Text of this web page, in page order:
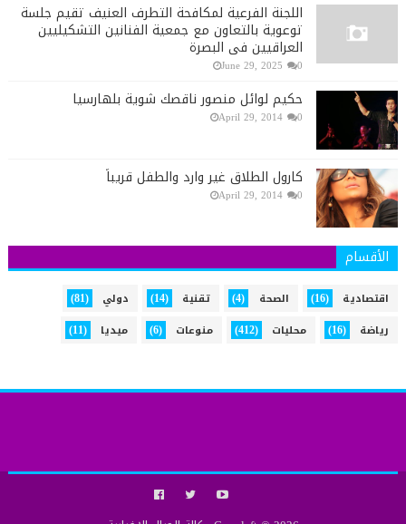
اللجنة الفرعية لمكافحة التطرف العنيف تقيم جلسة
توعوية بالتعاون مع جمعية الفنانين التشكيليين
العراقيين في البصرة
June 29, 2025 0
حكيم لوائل منصور ناقصك شوية بلهارسيا
April 29, 2014 0
كارول الطلاق غير وارد والطفل قريباً
April 29, 2014 0
الأقسام
اقتصادية (16) الصحة (4) تقنية (14) دولي (81)
رياضة (16) محليات (412) منوعات (6) ميديا (11)